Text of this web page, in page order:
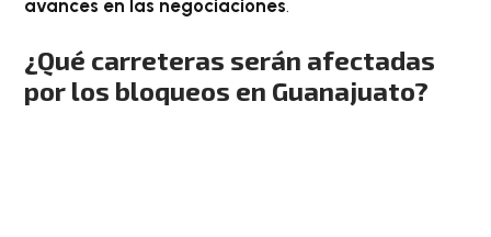
avances en las negociaciones.
¿Qué carreteras serán afectadas
por los bloqueos en Guanajuato?